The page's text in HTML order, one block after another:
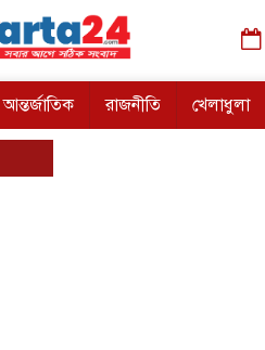
আন্তর্জাতিক রাজনীতি খেলাধুলা